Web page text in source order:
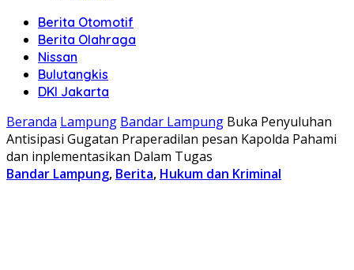
Berita Otomotif
Berita Olahraga
Nissan
Bulutangkis
DKI Jakarta
Beranda Lampung Bandar Lampung Buka Penyuluhan
Antisipasi Gugatan Praperadilan pesan Kapolda Pahami
dan inplementasikan Dalam Tugas
Bandar Lampung, Berita, Hukum dan Kriminal